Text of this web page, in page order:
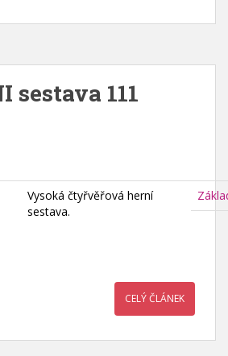
sestava 111
Vysoká čtyřvěřová herní
sestava.
CELÝ ČLÁNEK